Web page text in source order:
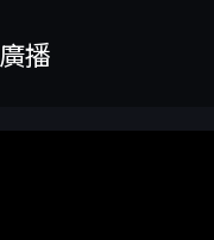
廣播